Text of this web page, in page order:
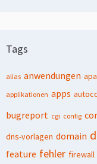
Tags
alias anwendungen
applikationen apps
bugreport cgi config
dns-vorlagen domain
feature fehler firewall